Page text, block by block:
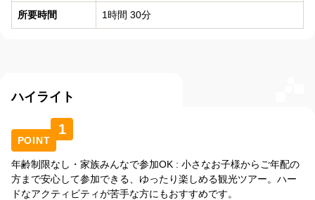
所要時間 1時間 30分
ハイライト
POINT
1
年齢制限なし・家族みんなで参加OK : 小さなお子様からご年配の
方まで安心して参加できる、ゆったり楽しめる観光ツアー。ハー
ドなアクティビティが苦手な方にもおすすめです。